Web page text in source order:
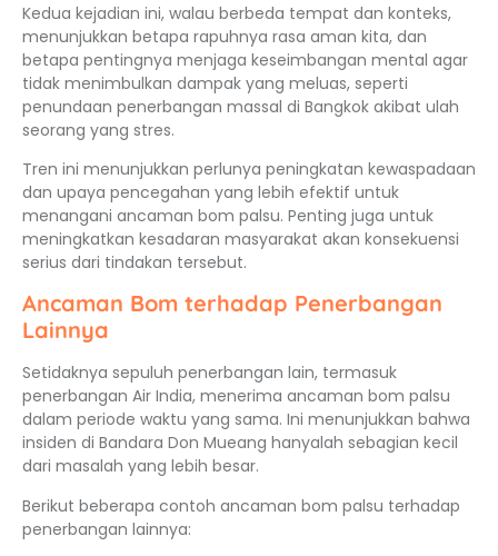
Kedua kejadian ini, walau berbeda tempat dan konteks,
menunjukkan betapa rapuhnya rasa aman kita, dan
betapa pentingnya menjaga keseimbangan mental agar
tidak menimbulkan dampak yang meluas, seperti
penundaan penerbangan massal di Bangkok akibat ulah
seorang yang stres.
Tren ini menunjukkan perlunya peningkatan kewaspadaan
dan upaya pencegahan yang lebih efektif untuk
menangani ancaman bom palsu. Penting juga untuk
meningkatkan kesadaran masyarakat akan konsekuensi
serius dari tindakan tersebut.
Ancaman Bom terhadap Penerbangan
Lainnya
Setidaknya sepuluh penerbangan lain, termasuk
penerbangan Air India, menerima ancaman bom palsu
dalam periode waktu yang sama. Ini menunjukkan bahwa
insiden di Bandara Don Mueang hanyalah sebagian kecil
dari masalah yang lebih besar.
Berikut beberapa contoh ancaman bom palsu terhadap
penerbangan lainnya: